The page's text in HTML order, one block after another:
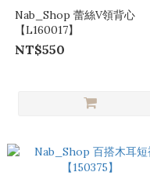
Nab_Shop 蕾絲V領背心
【L160017】
NT$550